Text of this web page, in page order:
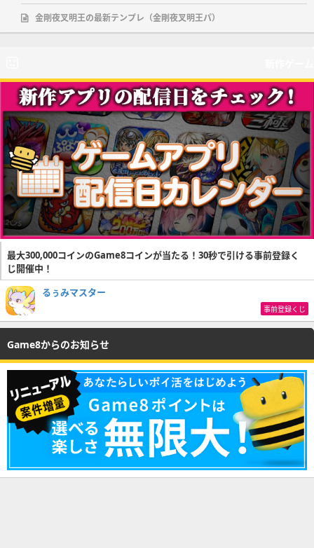
金剛夜叉明王の最新テンプレ（金剛夜叉明王パ）
最大300,000コインのGame8コインが当たる！30秒で引ける事前登録く
じ開催中！
るぅみマスター
事前登録くじ
Game8からのお知らせ